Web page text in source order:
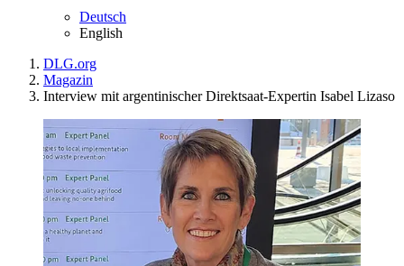
Deutsch
English
DLG.org
Magazin
Interview mit argentinischer Direktsaat-Expertin Isabel Lizaso